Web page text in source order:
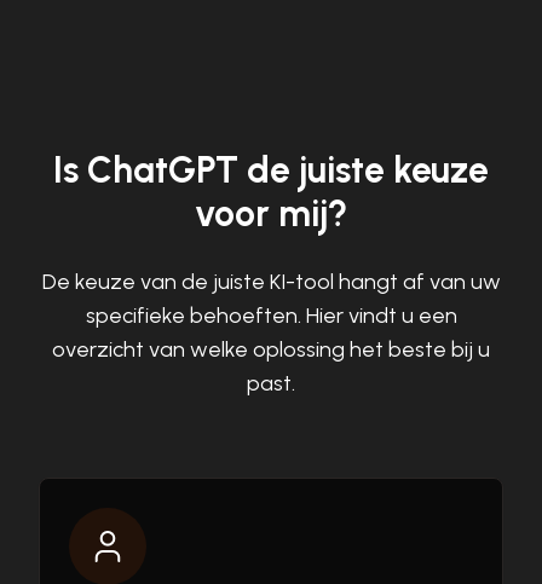
Is ChatGPT de juiste keuze
voor mij?
De keuze van de juiste KI-tool hangt af van uw
specifieke behoeften. Hier vindt u een
overzicht van welke oplossing het beste bij u
past.